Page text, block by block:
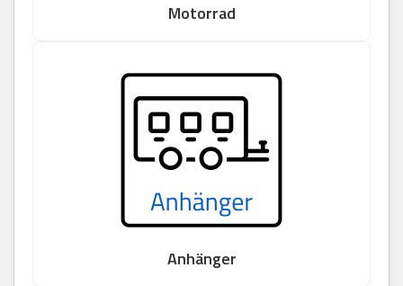
Motorrad
Anhänger